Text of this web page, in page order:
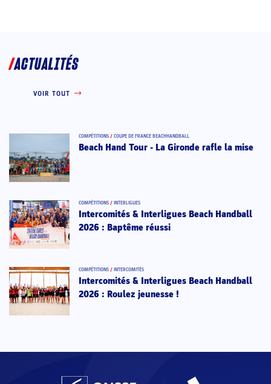
ACTUALITÉS
VOIR TOUT
COMPÉTITIONS / COUPE DE FRANCE BEACHHANDBALL
Beach Hand Tour - La Gironde rafle la mise
COMPÉTITIONS / INTERLIGUES
Intercomités & Interligues Beach Handball
2026 : Baptême réussi
COMPÉTITIONS / INTERCOMITÉS
Intercomités & Interligues Beach Handball
2026 : Roulez jeunesse !